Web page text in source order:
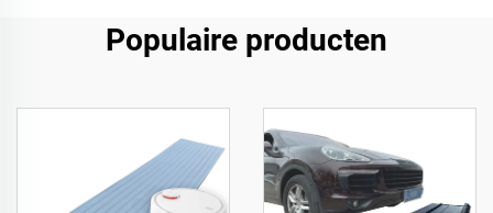
Populaire producten